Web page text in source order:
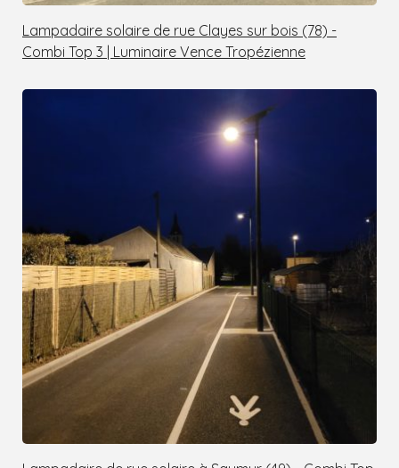
Lampadaire solaire de rue Clayes sur bois (78) -
Combi Top 3 | Luminaire Vence Tropézienne